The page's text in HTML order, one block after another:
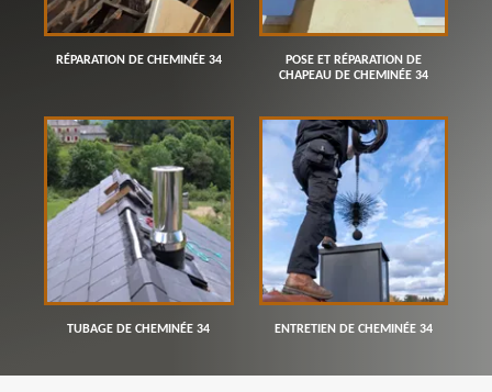
RÉPARATION DE CHEMINÉE 34
POSE ET RÉPARATION DE
CHAPEAU DE CHEMINÉE 34
TUBAGE DE CHEMINÉE 34 ENTRETIEN DE CHEMINÉE 34